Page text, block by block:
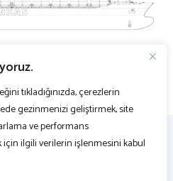
tıkladığınızda, çerezlerin
gezinmenizi geliştirmek, site
ve performans
için ilgili verilerin işlenmesini kabul